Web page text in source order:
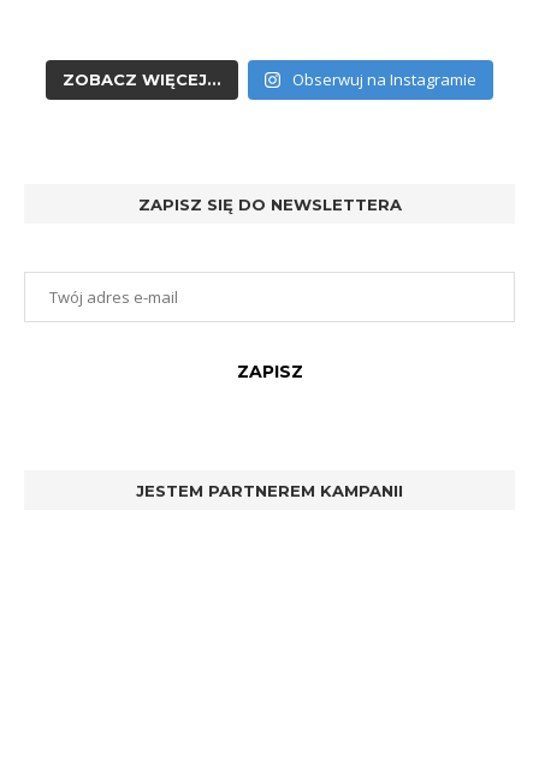
ZOBACZ WIĘCEJ... Obserwuj na Instagramie
ZAPISZ SIĘ DO NEWSLETTERA
JESTEM PARTNEREM KAMPANII